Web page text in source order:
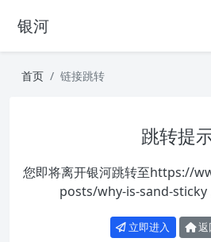
银河
首页 链接跳转
跳转提
您即将离开银河跳转至https://
posts/why-is-sand-sticky
立即进入 返